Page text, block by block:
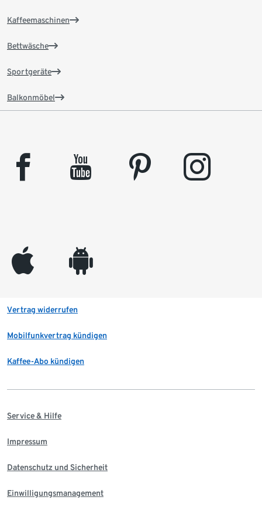
Kaffeemaschinen
Bettwäsche
Sportgeräte
Balkonmöbel
facebook youtube pinterest instagram
appleinc android
Vertrag widerrufen
Mobilfunkvertrag kündigen
Kaffee-Abo kündigen
Service & Hilfe
Impressum
Datenschutz und Sicherheit
Einwilligungsmanagement